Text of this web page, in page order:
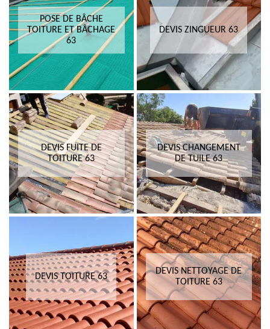
POSE DE BÂCHE
TOITURE ET BÂCHAGE
63
DEVIS ZINGUEUR 63
DEVIS FUITE DE
TOITURE 63
DEVIS CHANGEMENT
DE TUILE 63
DEVIS TOITURE 63
DEVIS NETTOYAGE DE
TOITURE 63